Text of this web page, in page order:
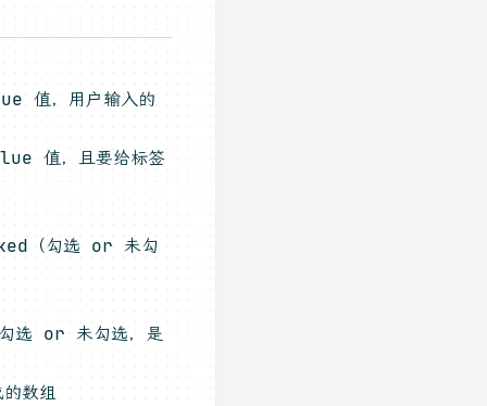
值，用户输入的
值，且要给标签
（勾选 or 未勾
选 or 未勾选，是
数组